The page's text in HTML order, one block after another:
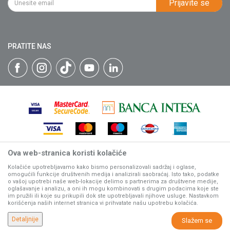
Matični broj: 07593252
Katalozi
Isporuka
Plaćanje karticama
Web kredit Raiffeisen banke
Pravo na odustajanje
Povraćaj sredstava
Zamena artikala
Prijavite se
PRATITE NAS
Nastojimo da budemo što precizniji u opisu proizvoda, prikazu
slika i samih cena, ali ne možemo garantovati da su sve
informacije kompletne i bez grešaka.
Svi artikli prikazani na sajtu su deo naše ponude, ali ne
podrazumeva da su dostupni u svakom trenutku.
©2026www.villagerstore.com . Sva prava zadržana.
Ova web-stranica koristi kolačiće
Kolačiće upotrebljavamo kako bismo personalizovali sadržaj i oglase,
omogućili funkcije društvenih medija i analizirali saobraćaj. Isto tako, podatke
o vašoj upotrebi naše web-lokacije delimo s partnerima za društvene medije,
oglašavanje i analizu, a oni ih mogu kombinovati s drugim podacima koje ste
im pružili ili koje su prikupili dok ste upotrebljavali njihove usluge. Nastavkom
korišćenja naših internet stranica vi prihvatate našu upotrebu kolačića.
Detaljnije Slažem se